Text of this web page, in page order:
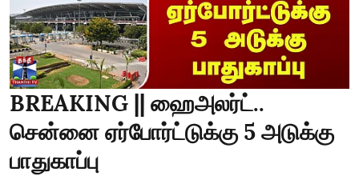
BREAKING || ஹைஅலர்ட்..
சென்னை ஏர்போர்ட்டுக்கு 5 அடுக்கு
பாதுகாப்பு